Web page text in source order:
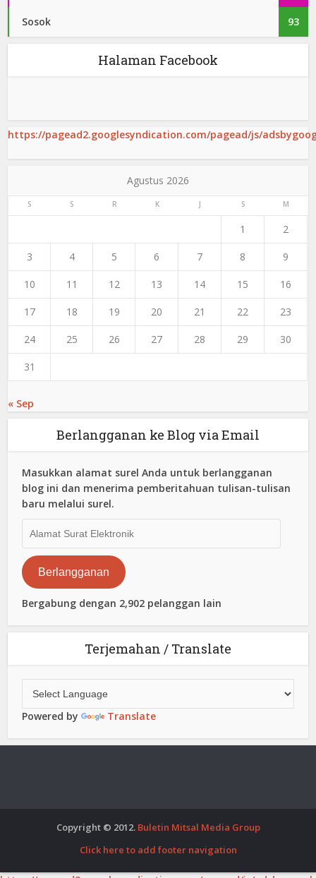
Sosok 93
Halaman Facebook
https://pagead2.googlesyndication.com/pagead/js/
Agustus 2026
S S R K J S M
1 2
3 4 5 6 7 8 9
10 11 12 13 14 15 16
17 18 19 20 21 22 23
24 25 26 27 28 29 30
31
« Sep
Berlangganan ke Blog via Email
Masukkan alamat surel Anda untuk berlangganan
blog ini dan menerima pemberitahuan tulisan-tulisan
baru melalui surel.
Surat
Elektronik
Berlangganan
Bergabung dengan 2,902 pelanggan lain
Terjemahan / Translate
Powered by Translate
Copyright © 2012. Buletin Mitsal Media Group
Click here to add footer navigation